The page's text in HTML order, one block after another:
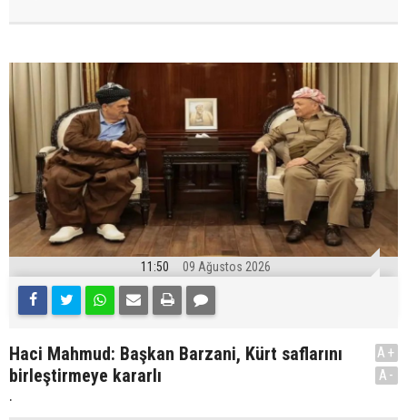
11:50 09 Ağustos 2026
Haci Mahmud: Başkan Barzani, Kürt saflarını
birleştirmeye kararlı
.
A+
A-